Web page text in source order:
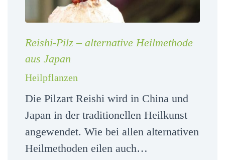
Reishi-Pilz – alternative Heilmethode
aus Japan
Heilpflanzen
Die Pilzart Reishi wird in China und
Japan in der traditionellen Heilkunst
angewendet. Wie bei allen alternativen
Heilmethoden eilen auch…